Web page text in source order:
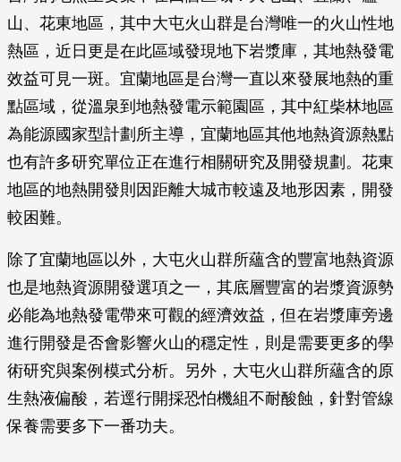
山、花東地區，其中大屯火山群是台灣唯一的火山性地
熱區，近日更是在此區域發現地下岩漿庫，其地熱發電
效益可見一斑。宜蘭地區是台灣一直以來發展地熱的重
點區域，從溫泉到地熱發電示範園區，其中紅柴林地區
為能源國家型計劃所主導，宜蘭地區其他地熱資源熱點
也有許多研究單位正在進行相關研究及開發規劃。花東
地區的地熱開發則因距離大城市較遠及地形因素，開發
較困難。
除了宜蘭地區以外，大屯火山群所蘊含的豐富地熱資源
也是地熱資源開發選項之一，其底層豐富的岩漿資源勢
必能為地熱發電帶來可觀的經濟效益，但在岩漿庫旁邊
進行開發是否會影響火山的穩定性，則是需要更多的學
術研究與案例模式分析。另外，大屯火山群所蘊含的原
生熱液偏酸，若逕行開採恐怕機組不耐酸蝕，針對管線
保養需要多下一番功夫。